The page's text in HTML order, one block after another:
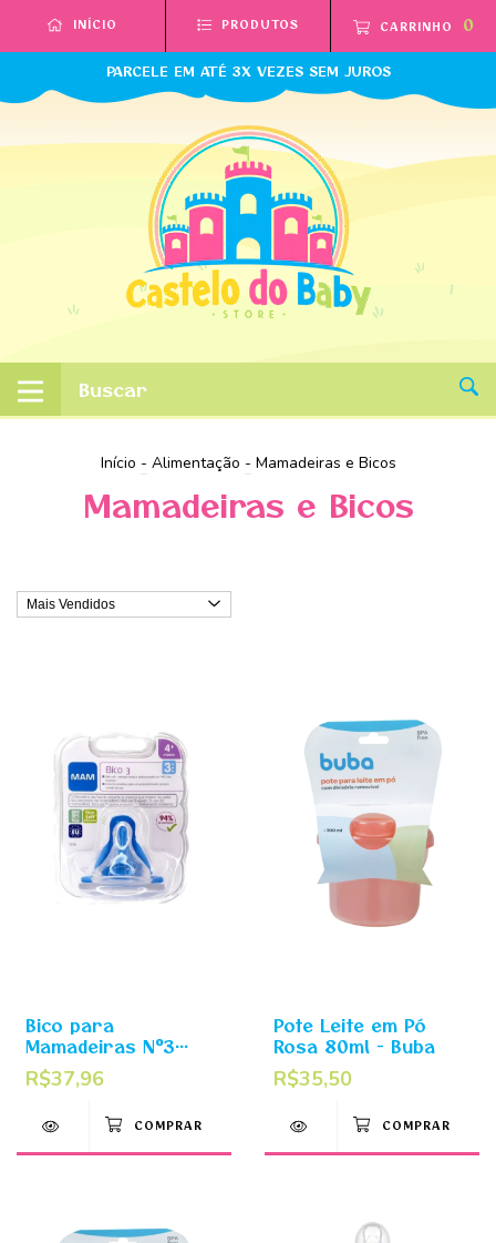
INÍCIO PRODUTOS CARRINHO 0
PARCELE EM ATÉ 3X VEZES SEM JUROS
Início - Alimentação - Mamadeiras e Bicos
Mamadeiras e Bicos
Bico para
Mamadeiras N°3
Fluxo Rápido 4m+ -
MAM
R$37,96
Pote Leite em Pó
Rosa 80ml - Buba
R$35,50